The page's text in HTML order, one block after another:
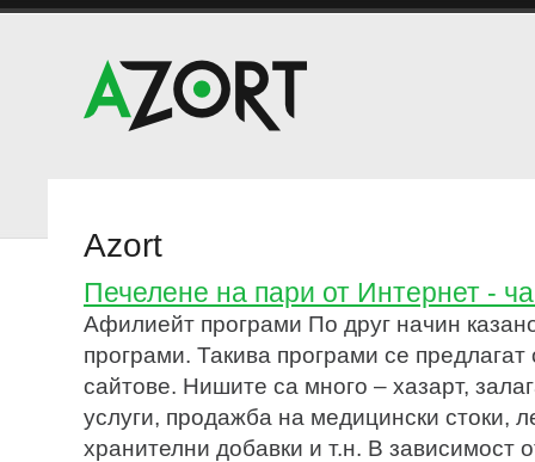
Azort
Печелене на пари от Интернет -
Афилиейт програми По друг начин
програми. Такива програми се предлагат
сайтове. Нишите са много – хазарт,
услуги, продажба на медицински стоки,
хранителни добавки и т.н. В зависимост